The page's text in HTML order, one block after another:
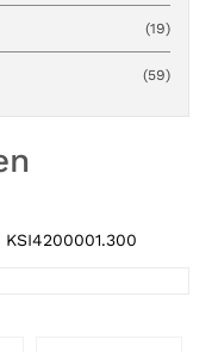
(19)
(59)
KSI4200001.300